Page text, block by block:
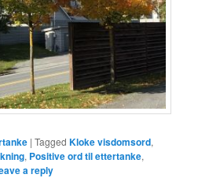
|Tagged Kloke visdomsord,
, Positive ord til ettertanke,
a reply